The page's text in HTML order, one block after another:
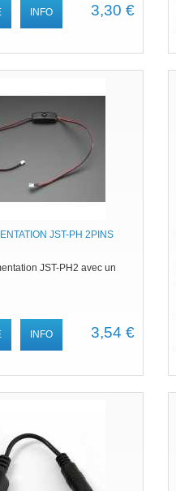
3,30 €
INFO
JST-PH 2PINS
JST-PH2 avec un
3,54 €
INFO